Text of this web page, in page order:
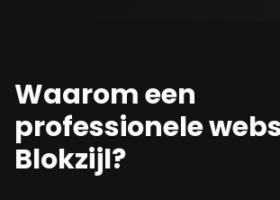
Waarom een
professionele
Blokzijl?